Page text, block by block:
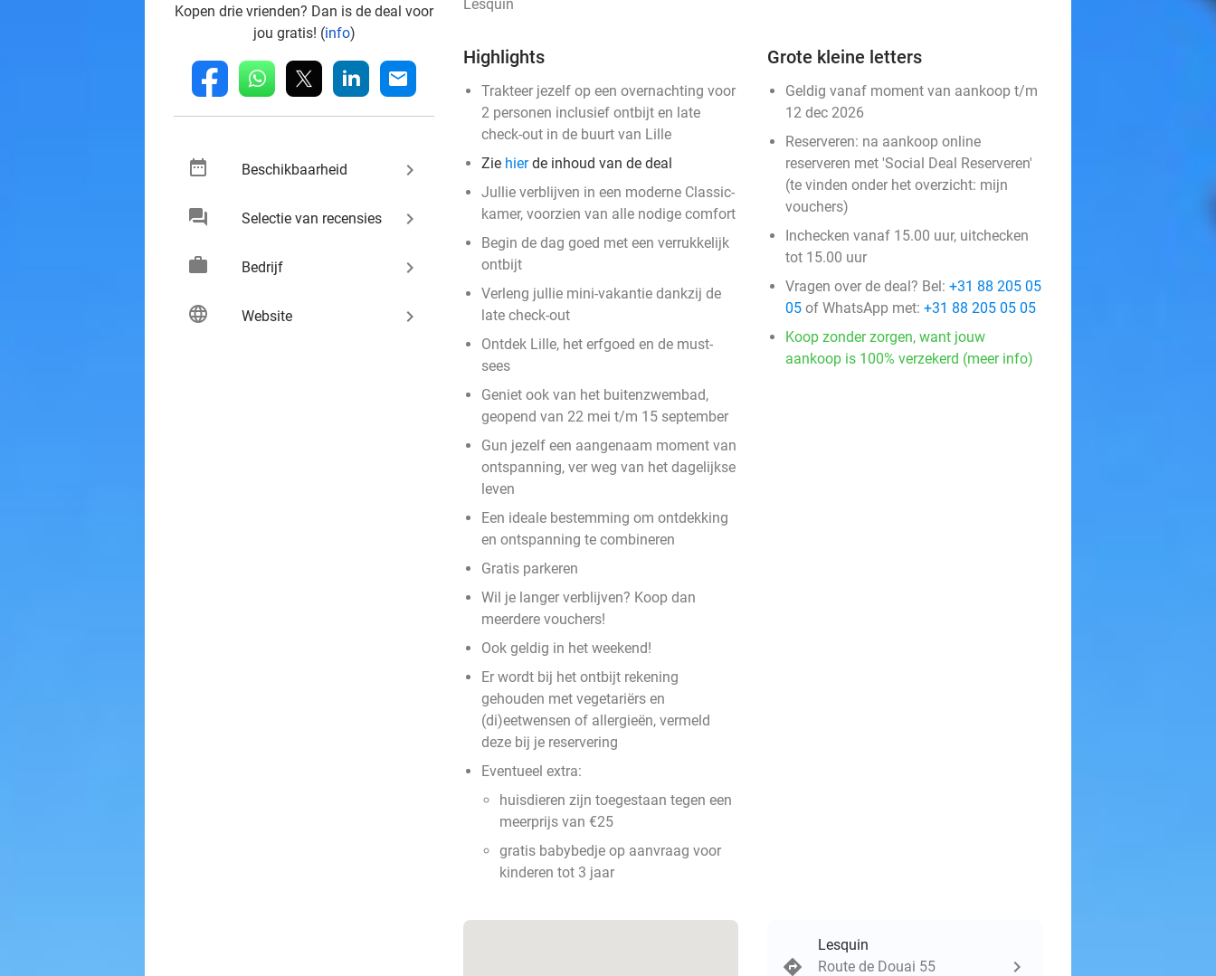
Kopen drie vrienden? Dan is de deal voor
jou gratis! (info)
fb whatsapp linkedin mail
date_range Beschikbaarheid keyboard_arrow_right
chat Selectie van recensies keyboard_arrow_right
work Bedrijf keyboard_arrow_right
language Website keyboard_arrow_right
Lesquin
Highlights
Trakteer jezelf op een overnachting voor
2 personen inclusief ontbijt en late
check-out in de buurt van Lille
Zie hierde inhoud van de deal
Jullie verblijven in een moderne Classic-
kamer, voorzien van alle nodige comfort
Begin de dag goed met een verrukkelijk
ontbijt
Verleng jullie mini-vakantie dankzij de
late check-out
Ontdek Lille, het erfgoed en de must-
sees
Geniet ook van het buitenzwembad,
geopend van 22 mei t/m 15 september
Gun jezelf een aangenaam moment van
ontspanning, ver weg van het dagelijkse
leven
Een ideale bestemming om ontdekking
en ontspanning te combineren
Gratis parkeren
Wil je langer verblijven? Koop dan
meerdere vouchers!
Ook geldig in het weekend!
Er wordt bij het ontbijt rekening
gehouden met vegetariërs en
(di)eetwensen of allergieën, vermeld
deze bij je reservering
Eventueel extra:
huisdieren zijn toegestaan tegen een
meerprijs van €25
gratis babybedje op aanvraag voor
kinderen tot 3 jaar
Grote kleine letters
Geldig vanaf moment van aankoop t/m
12 dec 2026
Reserveren: na aankoop online
reserveren met 'Social Deal Reserveren'
(te vinden onder het overzicht: mijn
vouchers)
Inchecken vanaf 15.00 uur, uitchecken
tot 15.00 uur
Vragen over de deal? Bel: +31 88 205 05
05 of WhatsApp met: +31 88 205 05 05
Koop zonder zorgen, want jouw
aankoop is 100% verzekerd (meer info)
Lesquin
Route de Douai 55